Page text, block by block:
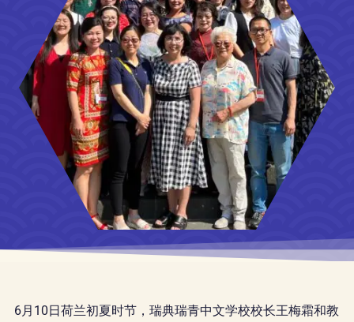
6月10日荷兰初夏时节，瑞典瑞青中文学校校长王梅霜和教